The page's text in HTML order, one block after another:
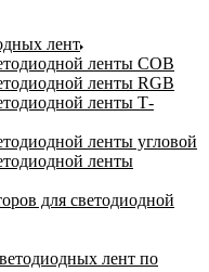
лент
ленты COB
ленты RGB
ленты Т-
ленты угловой
ленты
для светодиодной
лент по